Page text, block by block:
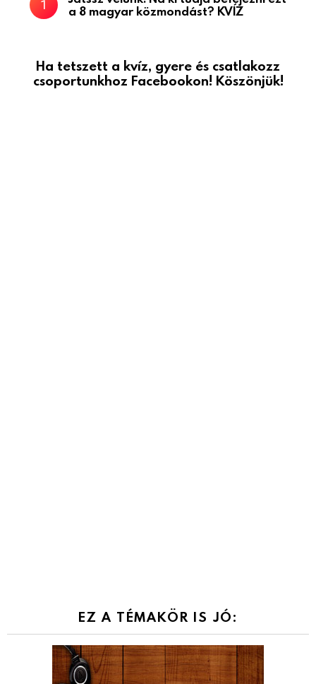
a 8 magyar közmondást? KVÍZ
Ha tetszett a kvíz, gyere és csatlakozz
csoportunkhoz Facebookon! Köszönjük!
EZ A TÉMAKÖR IS JÓ: